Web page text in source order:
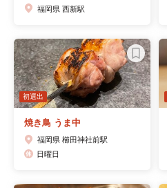
福岡県 西新駅
初選出
焼き鳥 うま中
福岡県 櫛田神社前駅
日曜日